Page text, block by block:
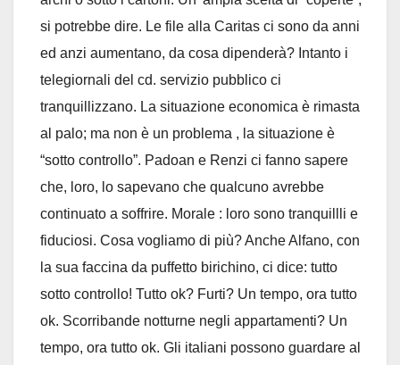
si potrebbe dire. Le file alla Caritas ci sono da anni
ed anzi aumentano, da cosa dipenderà? Intanto i
telegiornali del cd. servizio pubblico ci
tranquillizzano. La situazione economica è rimasta
al palo; ma non è un problema , la situazione è
“sotto controllo”. Padoan e Renzi ci fanno sapere
che, loro, lo sapevano che qualcuno avrebbe
continuato a soffrire. Morale : loro sono tranquillli e
fiduciosi. Cosa vogliamo di più? Anche Alfano, con
la sua faccina da puffetto birichino, ci dice: tutto
sotto controllo! Tutto ok? Furti? Un tempo, ora tutto
ok. Scorribande notturne negli appartamenti? Un
tempo, ora tutto ok. Gli italiani possono guardare al